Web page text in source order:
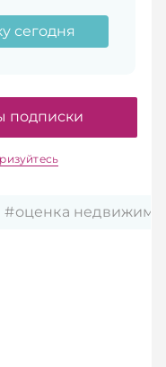
сегодня
подписки
#оценка